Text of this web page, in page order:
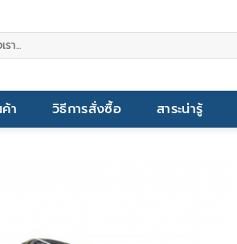
า วิธีการสั่งซื้อ สาระน่ารู้